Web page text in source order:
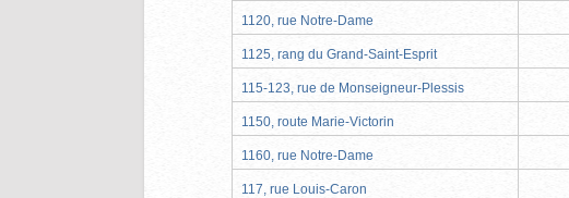
1120, rue Notre-Dame
1125, rang du Grand-Saint-Esprit
115-123, rue de Monseigneur-Plessis
1150, route Marie-Victorin
1160, rue Notre-Dame
117, rue Louis-Caron